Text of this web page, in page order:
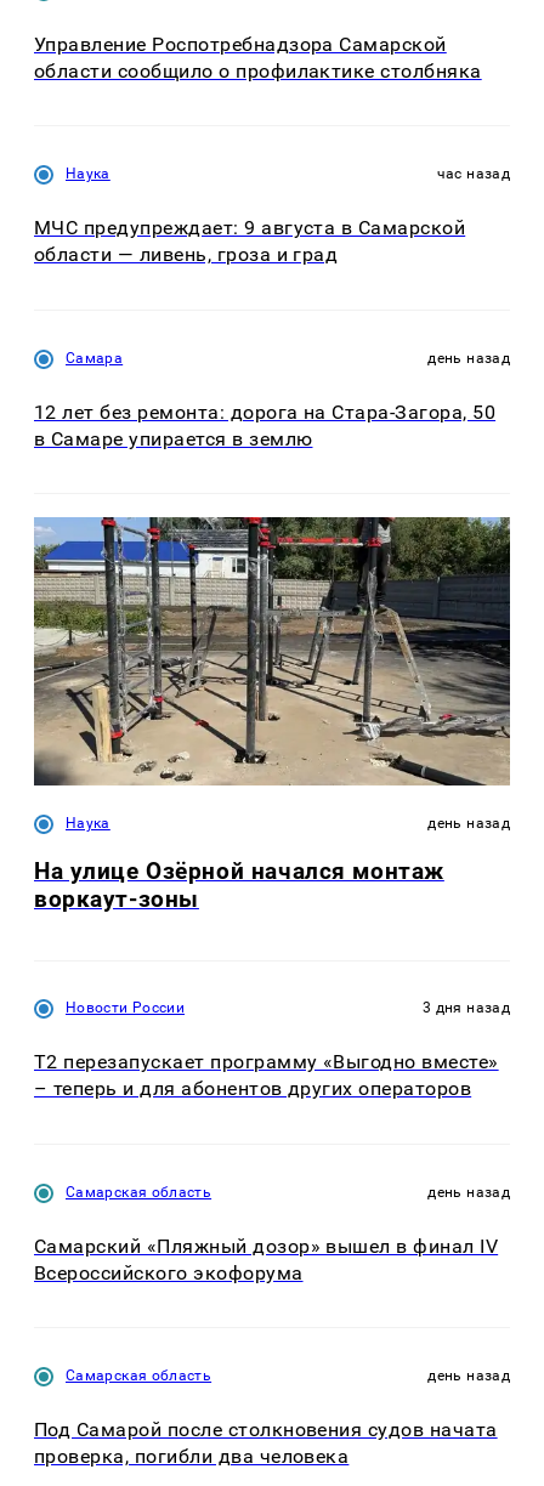
Управление Роспотребнадзора Самарской
области сообщило о профилактике столбняка
Наука час назад
МЧС предупреждает: 9 августа в Самарской
области — ливень, гроза и град
Самара день назад
12 лет без ремонта: дорога на Стара-Загора, 50
в Самаре упирается в землю
Наука день назад
На улице Озëрной начался монтаж
воркаут-зоны
Новости России 3 дня назад
Т2 перезапускает программу «Выгодно вместе»
– теперь и для абонентов других операторов
Самарская область день назад
Самарский «Пляжный дозор» вышел в финал IV
Всероссийского экофорума
Самарская область день назад
Под Самарой после столкновения судов начата
проверка, погибли два человека